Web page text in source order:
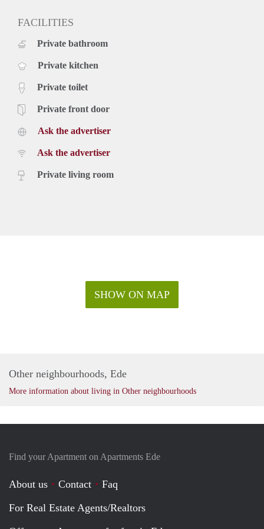
FACILITIES
Private bathroom
Private kitchen
Private toilet
Private front door
Ask the advertiser
Ask the advertiser
Private living room
SHOW ON MAP
Other neighbourhoods, Ede
More information about living in Other neighbourhoods
Find your Apartment on Apartments Ede
About us Contact
Faq
For Real Estate Agents/Realtors